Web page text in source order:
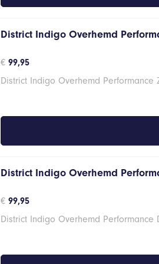
District Indigo Overhemd
€ 99,95
District Indigo Overhemd Performance
District Indigo Overhemd
€ 99,95
District Indigo Overhemd Performance